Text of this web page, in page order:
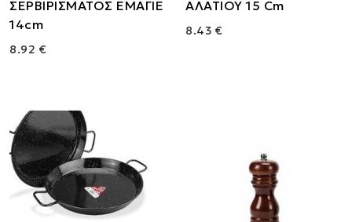
ΣΕΡΒΙΡΙΣΜΑΤΟΣ ΕΜΑΓΙΕ
14cm
8.92 €
ΑΛΑΤΙΟΥ 15 Cm
8.43 €